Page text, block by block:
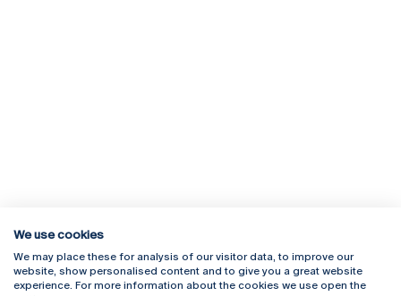
Rua Diogo Botelho 1327
4169-005 Porto
Campus Online
Webmail
We use cookies
We may place these for analysis of our visitor data, to improve our
website, show personalised content and to give you a great website
experience. For more information about the cookies we use open the